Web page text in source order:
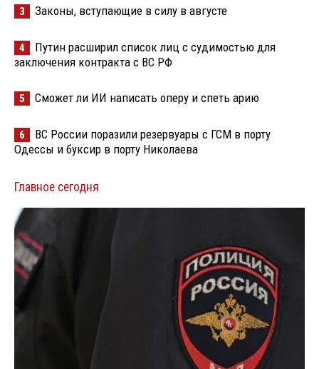
3 Законы, вступающие в силу в августе
4
Путин расширил список лиц с судимостью для
заключения контракта с ВС РФ
5 Сможет ли ИИ написать оперу и спеть арию
6
ВС России поразили резервуары с ГСМ в порту
Одессы и буксир в порту Николаева
Главное сегодня